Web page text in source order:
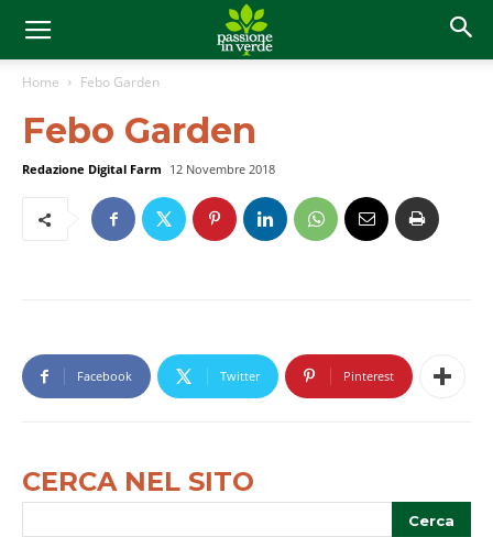
Home Febo Garden
Febo Garden
Redazione Digital Farm 12 Novembre 2018
Facebook Twitter Pinterest
CERCA NEL SITO